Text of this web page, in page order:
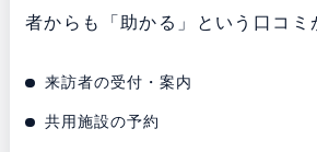
者からも「助かる」という口コミ
来訪者の受付・案内
共用施設の予約